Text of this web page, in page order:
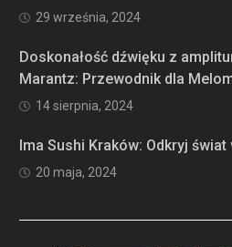
29 września, 2024
Doskonałość dźwięku z
Marantz: Przewodnik dla
14 sierpnia, 2024
Ima Sushi Kraków: Odkryj
20 maja, 2024